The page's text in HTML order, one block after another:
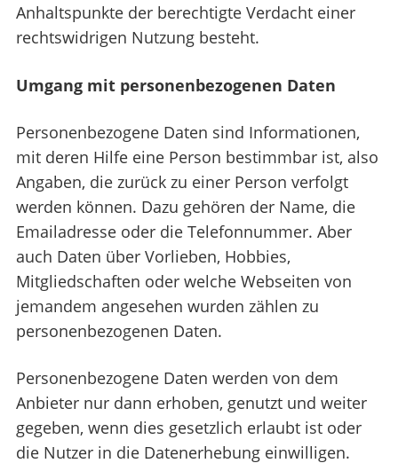
Anhaltspunkte der berechtigte Verdacht einer
rechtswidrigen Nutzung besteht.
Umgang mit personenbezogenen Daten
Personenbezogene Daten sind Informationen,
mit deren Hilfe eine Person bestimmbar ist, also
Angaben, die zurück zu einer Person verfolgt
werden können. Dazu gehören der Name, die
Emailadresse oder die Telefonnummer. Aber
auch Daten über Vorlieben, Hobbies,
Mitgliedschaften oder welche Webseiten von
jemandem angesehen wurden zählen zu
personenbezogenen Daten.
Personenbezogene Daten werden von dem
Anbieter nur dann erhoben, genutzt und weiter
gegeben, wenn dies gesetzlich erlaubt ist oder
die Nutzer in die Datenerhebung einwilligen.